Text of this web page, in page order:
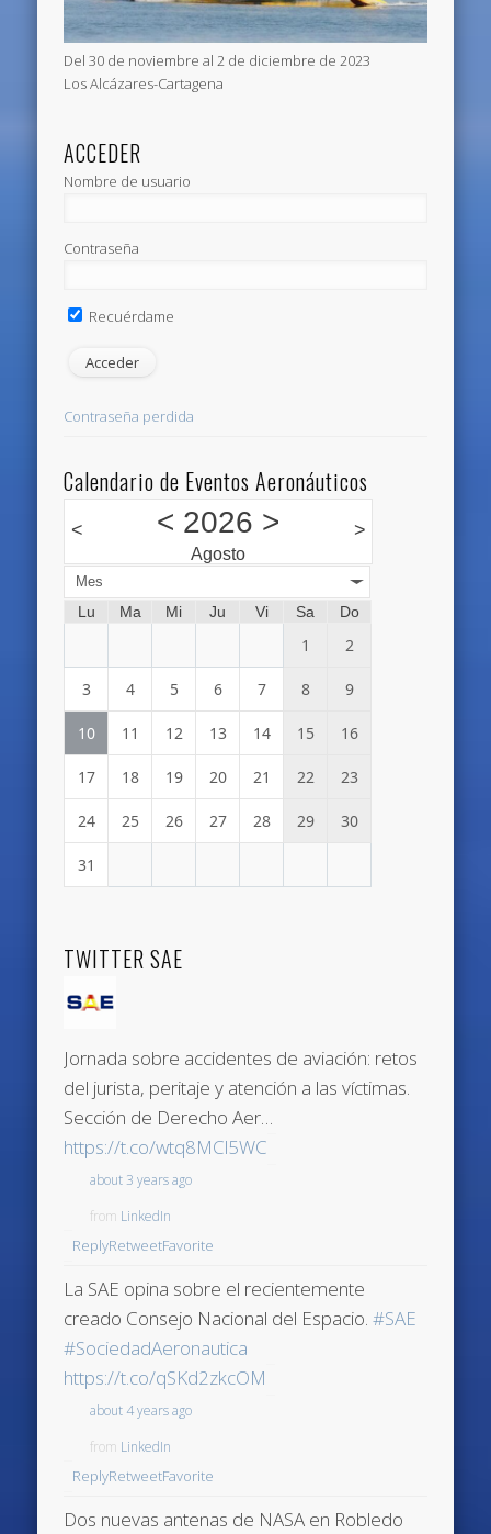
Del 30 de noviembre al 2 de diciembre de 2023
Los Alcázares-Cartagena
ACCEDER
Nombre de usuario
Contraseña
Recuérdame
Contraseña perdida
Calendario de Eventos Aeronáuticos
< < 2026 >
Agosto
>
Mes
Lu Ma Mi Ju Vi Sa Do
1 2
3 4 5 6 7 8 9
10 11 12 13 14 15 16
17 18 19 20 21 22 23
24 25 26 27 28 29 30
31
TWITTER SAE
Jornada sobre accidentes de aviación: retos
del jurista, peritaje y atención a las víctimas.
Sección de Derecho Aer…
https://t.co/wtq8MCl5WC
about 3 years ago
from LinkedIn
ReplyRetweetFavorite
La SAE opina sobre el recientemente
creado Consejo Nacional del Espacio.#SAE
#SociedadAeronautica
https://t.co/qSKd2zkcOM
about 4 years ago
from LinkedIn
ReplyRetweetFavorite
Dos nuevas antenas de NASA en Robledo